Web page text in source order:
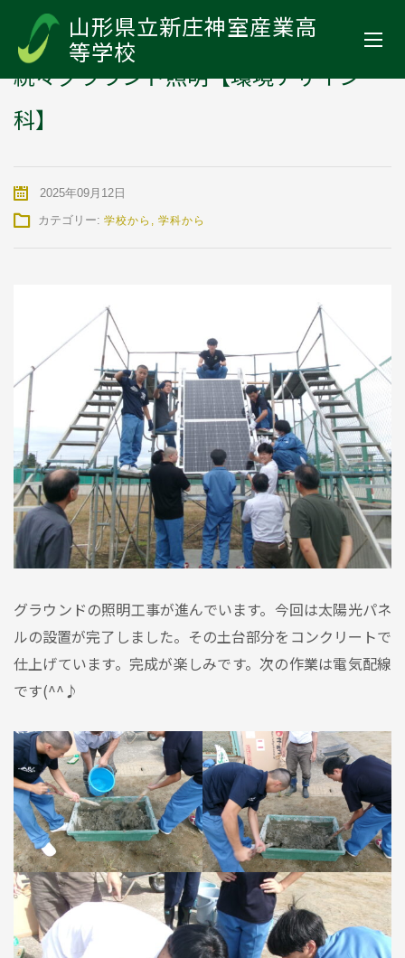
山形県立新庄神室産業高
等学校
ド照明【環境デザイン科】
続々グラウンド照明【環境デザイン
科】
2025年09月12日
カテゴリー: 学校から , 学科から
グラウンドの照明工事が進んでいます。今回は太陽光パネ
ルの設置が完了しました。その土台部分をコンクリートで
仕上げています。完成が楽しみです。次の作業は電気配線
です(^^♪